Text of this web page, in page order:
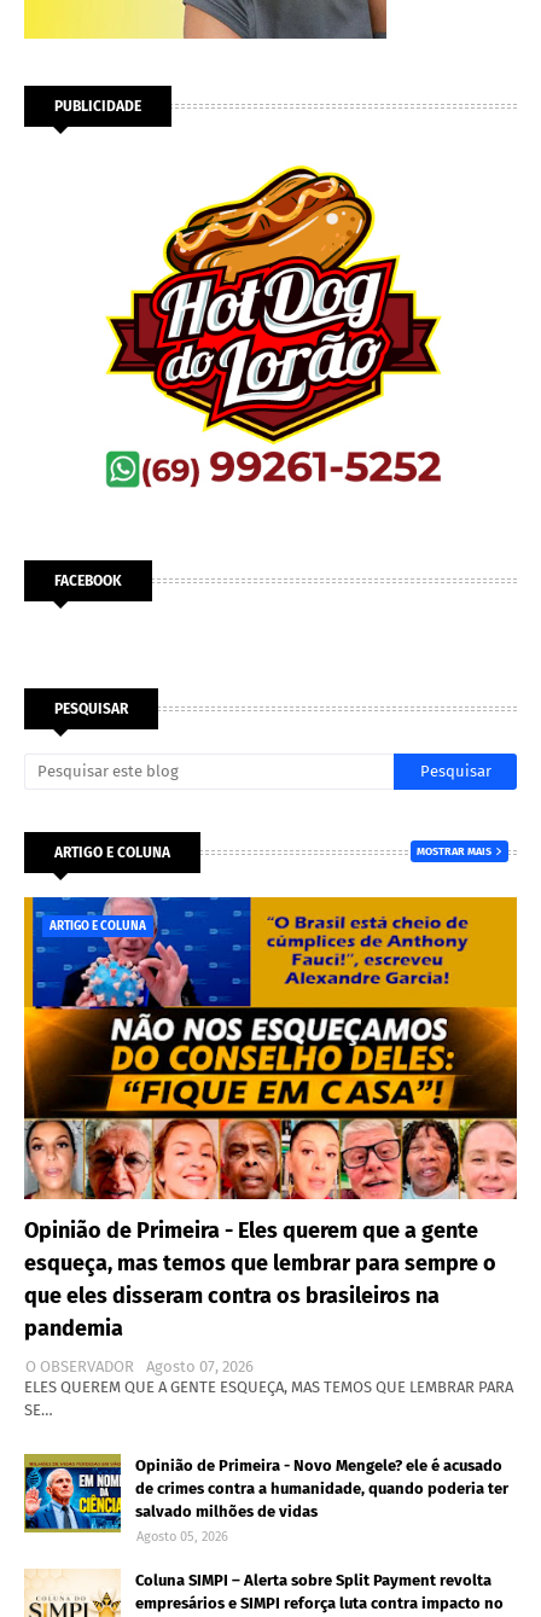
PUBLICIDADE
FACEBOOK
PESQUISAR
ARTIGO E COLUNA MOSTRAR MAIS
ARTIGO E COLUNA
Opinião de Primeira - Eles querem que a gente
esqueça, mas temos que lembrar para sempre o
que eles disseram contra os brasileiros na
pandemia
O OBSERVADOR
Agosto 07, 2026
ELES QUEREM QUE A GENTE ESQUEÇA, MAS TEMOS QUE LEMBRAR PARA
SE…
Opinião de Primeira - Novo Mengele? ele é acusado
de crimes contra a humanidade, quando poderia ter
salvado milhões de vidas
Agosto 05, 2026
Coluna SIMPI – Alerta sobre Split Payment revolta
empresários e SIMPI reforça luta contra impacto no